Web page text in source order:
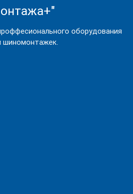
оборудования
шиномонтажек.